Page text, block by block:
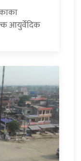
आयुर्वेदिक